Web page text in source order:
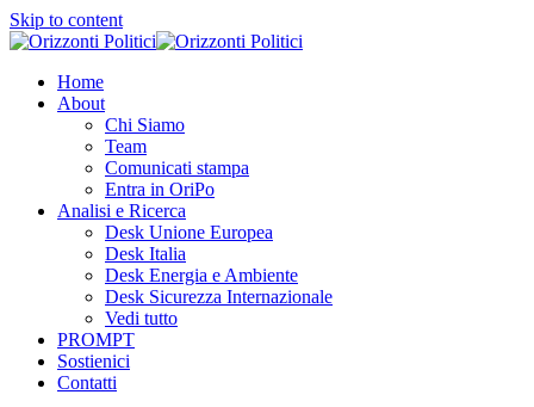
Skip to content
Home
About
Chi Siamo
Team
Comunicati stampa
Entra in OriPo
Analisi e Ricerca
Desk Unione Europea
Desk Italia
Desk Energia e Ambiente
Desk Sicurezza Internazionale
Vedi tutto
PROMPT
Sostienici
Contatti